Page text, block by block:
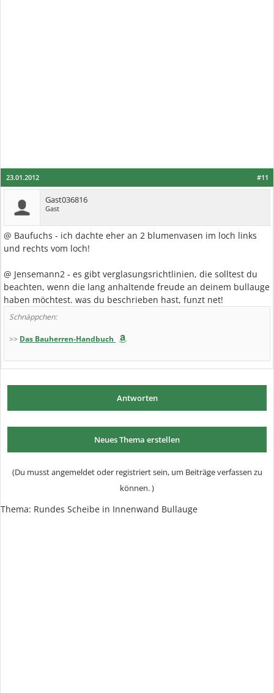
#11
23.01.2012
Gast036816
Gast
@ Baufuchs - ich dachte eher an 2 blumenvasen im loch links
und rechts vom loch!
@ Jensemann2 - es gibt verglasungsrichtlinien, die solltest du
beachten, wenn die lang anhaltende freude an deinem bullauge
haben möchtest. was du beschrieben hast, funzt net!
Schnäppchen:
>> Das Bauherren-Handbuch
Antworten
Neues Thema erstellen
(Du musst angemeldet oder registriert sein, um Beiträge verfassen zu
können. )
Thema: Rundes Scheibe in Innenwand Bullauge